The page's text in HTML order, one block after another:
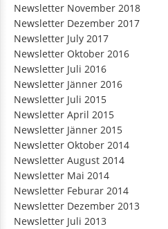
Newsletter November 2018
Newsletter Dezember 2017
Newsletter July 2017
Newsletter Oktober 2016
Newsletter Juli 2016
Newsletter Jänner 2016
Newsletter Juli 2015
Newsletter April 2015
Newsletter Jänner 2015
Newsletter Oktober 2014
Newsletter August 2014
Newsletter Mai 2014
Newsletter Feburar 2014
Newsletter Dezember 2013
Newsletter Juli 2013